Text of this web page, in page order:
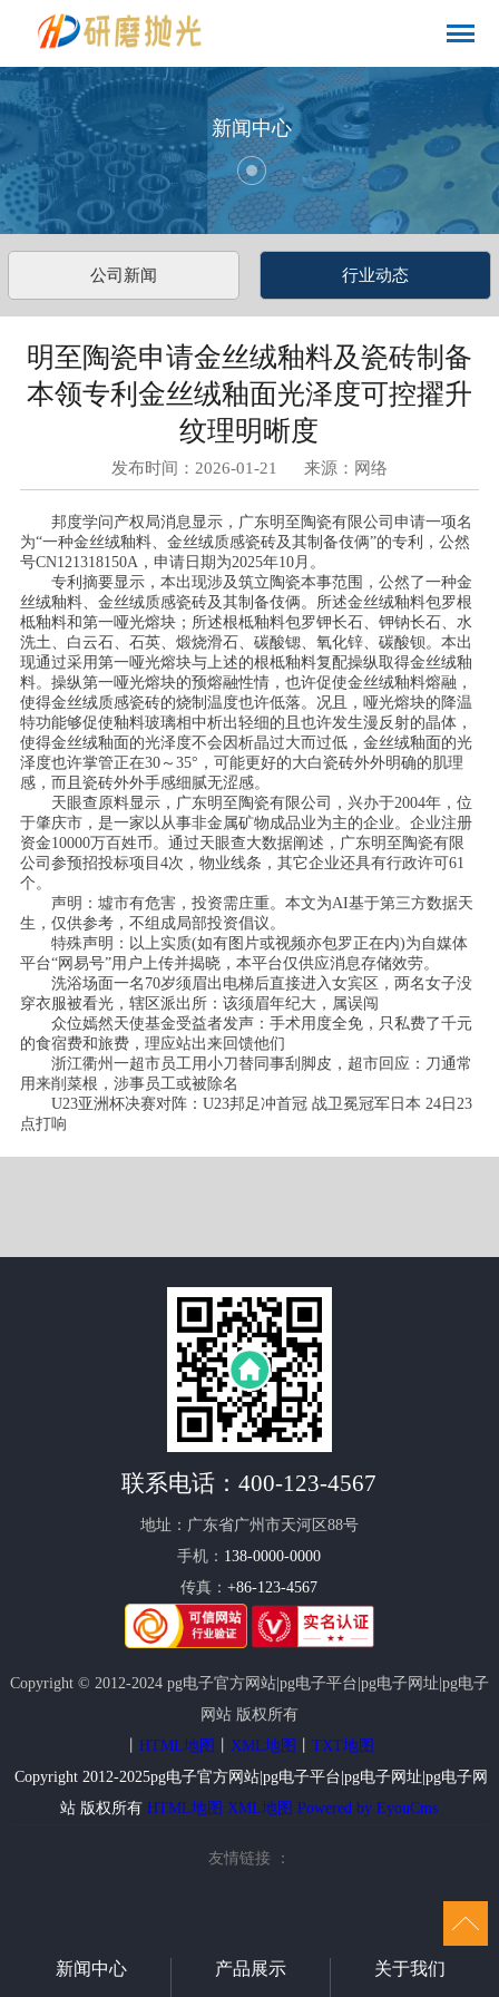
新闻中心
公司新闻 行业动态
明至陶瓷申请金丝绒釉料及瓷砖制备
本领专利金丝绒釉面光泽度可控擢升
纹理明晰度
发布时间：2026-01-21 来源：网络
邦度学问产权局消息显示，广东明至陶瓷有限公司申请一项名
为“一种金丝绒釉料、金丝绒质感瓷砖及其制备伎俩”的专利，公然
号CN121318150A，申请日期为2025年10月。
专利摘要显示，本出现涉及筑立陶瓷本事范围，公然了一种金
丝绒釉料、金丝绒质感瓷砖及其制备伎俩。所述金丝绒釉料包罗根
柢釉料和第一哑光熔块；所述根柢釉料包罗钾长石、钾钠长石、水
洗土、白云石、石英、煅烧滑石、碳酸锶、氧化锌、碳酸钡。本出
现通过采用第一哑光熔块与上述的根柢釉料复配操纵取得金丝绒釉
料。操纵第一哑光熔块的预熔融性情，也许促使金丝绒釉料熔融，
使得金丝绒质感瓷砖的烧制温度也许低落。况且，哑光熔块的降温
特功能够促使釉料玻璃相中析出轻细的且也许发生漫反射的晶体，
使得金丝绒釉面的光泽度不会因析晶过大而过低，金丝绒釉面的光
泽度也许掌管正在30～35°，可能更好的大白瓷砖外外明确的肌理
感，而且瓷砖外外手感细腻无涩感。
天眼查原料显示，广东明至陶瓷有限公司，兴办于2004年，位
于肇庆市，是一家以从事非金属矿物成品业为主的企业。企业注册
资金10000万百姓币。通过天眼查大数据阐述，广东明至陶瓷有限
公司参预招投标项目4次，物业线条，其它企业还具有行政许可61
个。
声明：墟市有危害，投资需庄重。本文为AI基于第三方数据天
生，仅供参考，不组成局部投资倡议。
特殊声明：以上实质(如有图片或视频亦包罗正在内)为自媒体
平台“网易号”用户上传并揭晓，本平台仅供应消息存储效劳。
洗浴场面一名70岁须眉出电梯后直接进入女宾区，两名女子没
穿衣服被看光，辖区派出所：该须眉年纪大，属误闯
众位嫣然天使基金受益者发声：手术用度全免，只私费了千元
的食宿费和旅费，理应站出来回馈他们
浙江衢州一超市员工用小刀替同事刮脚皮，超市回应：刀通常
用来削菜根，涉事员工或被除名
U23亚洲杯决赛对阵：U23邦足冲首冠 战卫冕冠军日本 24日23
点打响
联系电话：400-123-4567
地址：广东省广州市天河区88号
手机： 138-0000-0000
传真：+86-123-4567
Copyright © 2012-2024 pg电子官方网站|pg电子平台|pg电子网址|pg电子
网站 版权所有
丨HTML地图 XML地图 丨TXT地图
Copyright 2012-2025pg电子官方网站|pg电子平台|pg电子网址|pg电子网
站 版权所有HTML地图 XML地图 Powered by EyouCms
友情链接 ：
关于我们
产品展示
新闻中心